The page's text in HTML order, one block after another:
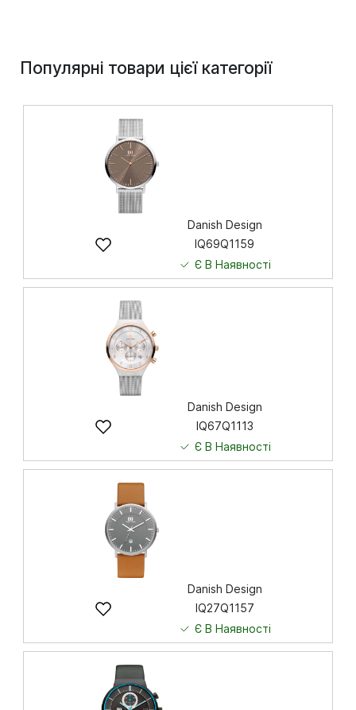
Популярні товари цієї категорії
Danish Design
IQ69Q1159
Є В Наявності
Danish Design
IQ67Q1113
Є В Наявності
Danish Design
IQ27Q1157
Є В Наявності